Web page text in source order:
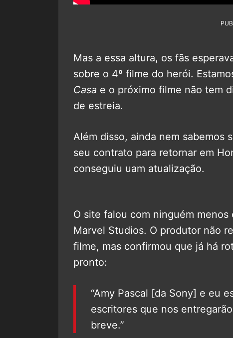
Mas a essa altura, os fãs
sobre o 4º filme do herói.
Casa e o próximo filme não tem
de estreia.
Além disso, ainda nem sabemos
seu contrato para retornar em
conseguiu uam atualização.
O site falou com ninguém menos
Marvel Studios. O produtor não
filme, mas confirmou que já há
pronto:
“Amy Pascal [da Sony] e eu
escritores que nos
breve.”